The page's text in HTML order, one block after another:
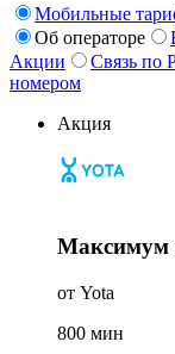
Мобильные
Об операторе
Акции
Связь по
номером
Акция
Максимум
от Yota
800 мин